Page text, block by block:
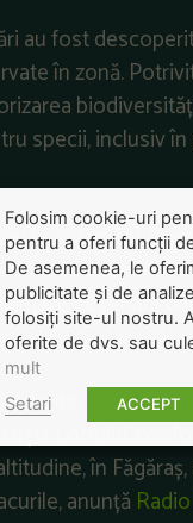
au fost
în zonă.
specii, inclusiv
săptămâni,
accesarea
destinată
.
din această
Lotrului,
în
anunță
Folosim cookie-uri
pentru a oferi funcții
De asemenea, le
publicitate și de
folosiți site-ul nostru.
oferite de dvs. sau
mult
Setari
ACCEPT